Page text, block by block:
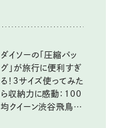
ダイソーの「圧縮バッ
グ」が旅行に便利すぎ
る！3サイズ使ってみた
ら収納力に感動：100
均クイーン渋谷飛鳥の